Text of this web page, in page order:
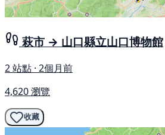
萩市 → 山口縣立山口博物館
2 站點 · 2個月前
4,620 瀏覽
收藏